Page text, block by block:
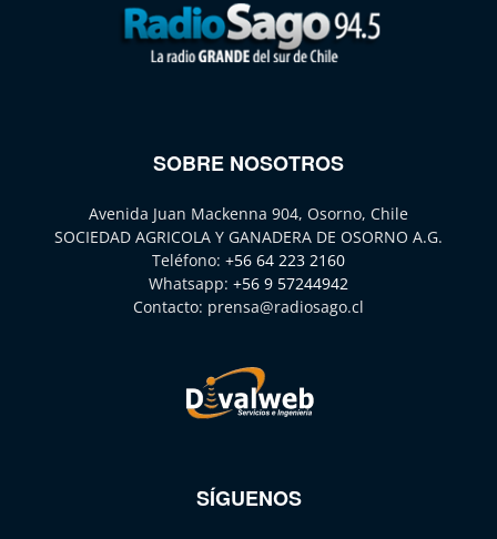
SOBRE NOSOTROS
Avenida Juan Mackenna 904, Osorno, Chile
SOCIEDAD AGRICOLA Y GANADERA DE OSORNO A.G.
Teléfono: +56 64 223 2160
Whatsapp: +56 9 57244942
Contacto: prensa@radiosago.cl
SÍGUENOS